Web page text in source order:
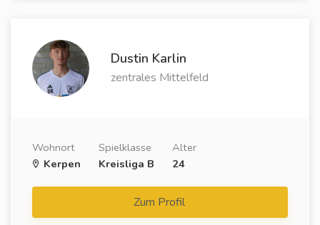
Dustin Karlin
zentrales Mittelfeld
Wohnort
Kerpen
Spielklasse
Kreisliga B
Alter
24
Zum Profil